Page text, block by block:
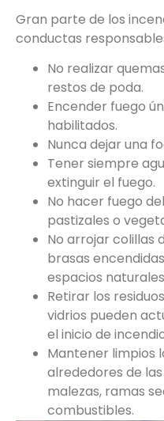
Gran parte de los
conductas
No realizar
restos de poda.
Encender fuego
habilitados.
Nunca dejar una
Tener siempre
extinguir el fuego.
No hacer fuego
pastizales o
No arrojar colillas
brasas
espacios
Retirar los
vidrios pueden
el inicio de
Mantener limpios
alrededores de
malezas, ramas
combustibles.